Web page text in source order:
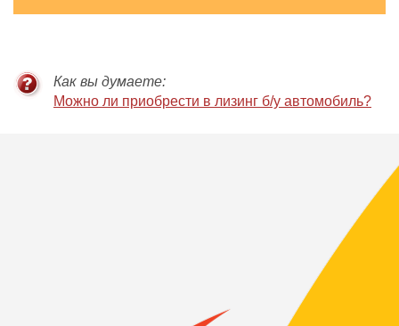
Как вы думаете:
Можно ли приобрести в лизинг б/у автомобиль?